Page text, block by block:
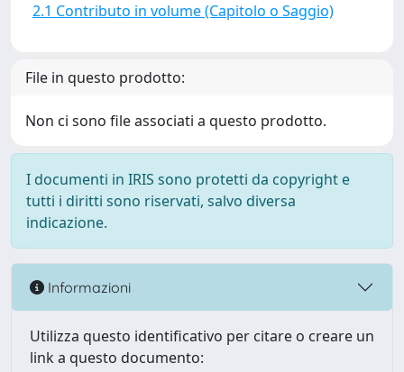
2.1 Contributo in volume (Capitolo o Saggio)
File in questo prodotto:
Non ci sono file associati a questo prodotto.
I documenti in IRIS sono protetti da copyright e
tutti i diritti sono riservati, salvo diversa
indicazione.
Informazioni
Utilizza questo identificativo per citare o creare un
link a questo documento: